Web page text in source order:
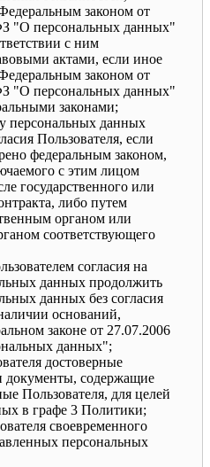
законом от
"О персональных данных"
с ним
актами, если иное
законом от
"О персональных данных"
законами;
персональных данных
Пользователя, если
федеральным законом,
с этим лицом
государственного или
либо путем
органом или
соответствующего
согласия на
данных продолжить
данных без согласия
оснований,
законе от 27.07.2006
данных";
достоверные
содержащие
Пользователя, для целей
в графе 3 Политики;
своевременного
персональных